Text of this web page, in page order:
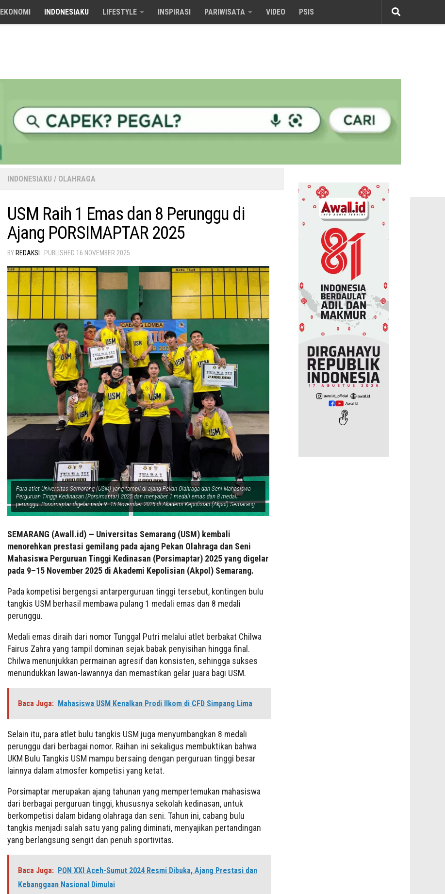
EKONOMI INDONESIAKU LIFESTYLE INSPIRASI PARIWISATA VIDEO PSIS
INDONESIAKU / OLAHRAGA
USM Raih 1 Emas dan 8 Perunggu di
Ajang PORSIMAPTAR 2025
BY REDAKSI · PUBLISHED 16 NOVEMBER 2025
Para atlet Universitas Semarang (USM) yang tampil di ajang Pekan Olahraga dan Seni Mahasiswa
Perguruan Tinggi Kedinasan (Porsimaptar) 2025 dan menyabet 1 medali emas dan 8 medali
perunggu. Porsimaptar digelar pada 9–15 November 2025 di Akademi Kepolisian (Akpol) Semarang
SEMARANG (Awall.id) — Universitas Semarang (USM) kembali
menorehkan prestasi gemilang pada ajang Pekan Olahraga dan Seni
Mahasiswa Perguruan Tinggi Kedinasan (Porsimaptar) 2025 yang digelar
pada 9–15 November 2025 di Akademi Kepolisian (Akpol) Semarang.
Pada kompetisi bergengsi antarperguruan tinggi tersebut, kontingen bulu
tangkis USM berhasil membawa pulang 1 medali emas dan 8 medali
perunggu.
Medali emas diraih dari nomor Tunggal Putri melalui atlet berbakat Chilwa
Fairus Zahra yang tampil dominan sejak babak penyisihan hingga final.
Chilwa menunjukkan permainan agresif dan konsisten, sehingga sukses
menundukkan lawan-lawannya dan memastikan gelar juara bagi USM.
Baca Juga: Mahasiswa USM Kenalkan Prodi Ilkom di CFD Simpang Lima
Selain itu, para atlet bulu tangkis USM juga menyumbangkan 8 medali
perunggu dari berbagai nomor. Raihan ini sekaligus membuktikan bahwa
UKM Bulu Tangkis USM mampu bersaing dengan perguruan tinggi besar
lainnya dalam atmosfer kompetisi yang ketat.
Porsimaptar merupakan ajang tahunan yang mempertemukan mahasiswa
dari berbagai perguruan tinggi, khususnya sekolah kedinasan, untuk
berkompetisi dalam bidang olahraga dan seni. Tahun ini, cabang bulu
tangkis menjadi salah satu yang paling diminati, menyajikan pertandingan
yang berlangsung sengit dan penuh sportivitas.
Baca Juga: PON XXI Aceh-Sumut 2024 Resmi Dibuka, Ajang Prestasi dan
Kebanggaan Nasional Dimulai